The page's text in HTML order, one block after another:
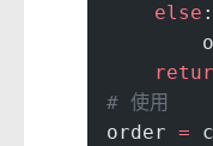
    else
:
# 使用
order =